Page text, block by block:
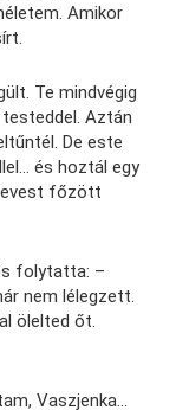
Amikor
Te mindvégig
Aztán
De este
és hoztál egy
főzött
folytatta: –
nem lélegzett.
ölelted őt.
Vaszjenka…